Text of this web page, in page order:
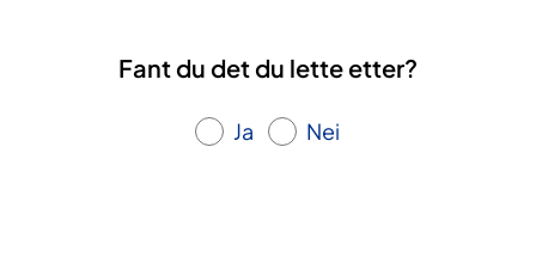
Fant du det du lette etter?
Ja Nei